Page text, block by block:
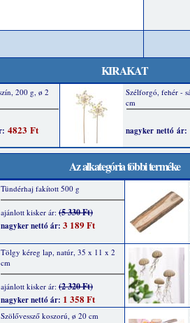
KIRAKAT
Az alkategória többi terméke
Tündérhaj fakított 500 g
ajánlott kisker ár: (5 330 Ft)
nagyker nettó ár: 3 189 Ft
Tölgy kéreg lap, natúr, 35 x 11 x 2
cm
ajánlott kisker ár: (2 320 Ft)
nagyker nettó ár: 1 358 Ft
Szölővessző koszorú, ø 20 cm